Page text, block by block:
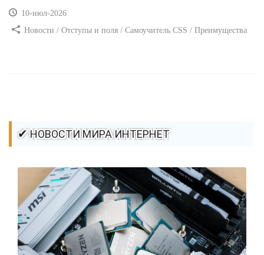
10-июл-2026
Новости / Отступы и поля / Самоучитель CSS / Преимущества
✔ НОВОСТИ МИРА ИНТЕРНЕТ